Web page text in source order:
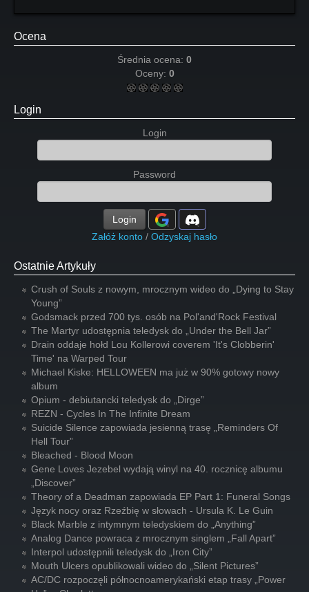
Ocena
Średnia ocena: 0
Oceny: 0
Login
Login
Password
Login
Załóż konto / Odzyskaj hasło
Ostatnie Artykuły
Crush of Souls z nowym, mrocznym wideo do „Dying to Stay
Young”
Godsmack przed 700 tys. osób na Pol'and'Rock Festival
The Martyr udostępnia teledysk do „Under the Bell Jar”
Drain oddaje hołd Lou Kollerowi coverem 'It's Clobberin'
Time' na Warped Tour
Michael Kiske: HELLOWEEN ma już w 90% gotowy nowy
album
Opium - debiutancki teledysk do „Dirge”
REZN - Cycles In The Infinite Dream
Suicide Silence zapowiada jesienną trasę „Reminders Of
Hell Tour”
Bleached - Blood Moon
Gene Loves Jezebel wydają winyl na 40. rocznicę albumu
„Discover”
Theory of a Deadman zapowiada EP Part 1: Funeral Songs
Język nocy oraz Rzeźbię w słowach - Ursula K. Le Guin
Black Marble z intymnym teledyskiem do „Anything”
Analog Dance powraca z mrocznym singlem „Fall Apart”
Interpol udostępnili teledysk do „Iron City”
Mouth Ulcers opublikowali wideo do „Silent Pictures”
AC/DC rozpoczęli północnoamerykański etap trasy „Power